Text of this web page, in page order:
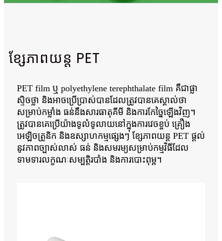
ខ្សែភាពយន្ត PET
PET film ឬ polyethylene terephthalate film គឺជាផ្លា
ស្ទិចថ្លា និងអាចប្រើប្រាស់បានដែលត្រូវបានគេស្គាល់ថា
សម្រាប់កម្លាំង ធន់នឹងសារធាតុគីមី និងការកែច្នៃឡើងវិញ។
ត្រូវបានគេប្រើយ៉ាងទូលំទូលាយនៅក្នុងការវេចខ្ចប់ គ្រឿង
អេឡិចត្រូនិក និងឧស្សាហកម្មផ្សេងៗ ខ្សែភាពយន្ត PET ផ្តល់
នូវភាពច្បាស់លាស់ ធន់ និងសមរម្យសម្រាប់កម្មវិធីដែល
ទាមទារលក្ខណៈសម្បត្តិរបាំង និងការបោះពុម្ព។